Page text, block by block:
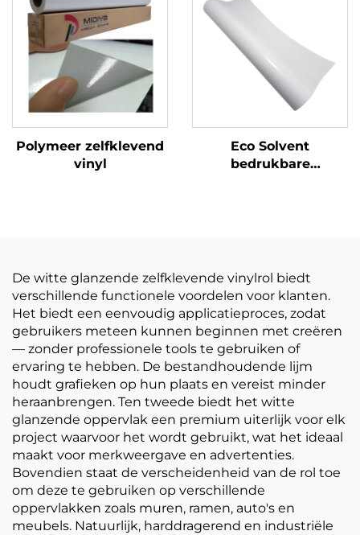
Bike Decal
Polymeer zelfklevend
vinyl
Eco Solvent
bedrukbare
De witte glanzende zelfklevende vinylrol biedt
verschillende functionele voordelen voor klanten.
Het biedt een eenvoudig applicatieproces, zodat
gebruikers meteen kunnen beginnen met creëren
— zonder professionele tools te gebruiken of
ervaring te hebben. De bestandhoudende lijm
houdt grafieken op hun plaats en vereist minder
heraanbrengen. Ten tweede biedt het witte
glanzende oppervlak een premium uiterlijk voor elk
project waarvoor het wordt gebruikt, wat het ideaal
maakt voor merkweergave en advertenties.
Bovendien staat de verscheidenheid van de rol toe
om deze te gebruiken op verschillende
oppervlakken zoals muren, ramen, auto's en
meubels. Natuurlijk, harddragerend en industriële